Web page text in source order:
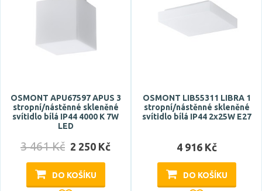
OSMONT APU67597 APUS 3
stropní/nástěnné skleněné
svítidlo bílá IP44 4000 K 7W
LED
3 461 Kč 2 250 Kč
DO KOŠÍKU
OSMONT LIB55311 LIBRA 1
stropní/nástěnné skleněné
svítidlo bílá IP44 2x25W E27
4 916 Kč
DO KOŠÍKU